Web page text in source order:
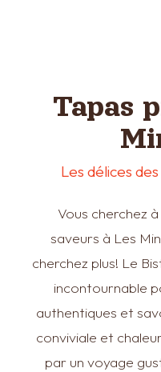
Tapas
Les délices
Vous cherchez
saveurs à Les
cherchez plus! Le
incontournable
authentiques et
conviviale et
par un voyage